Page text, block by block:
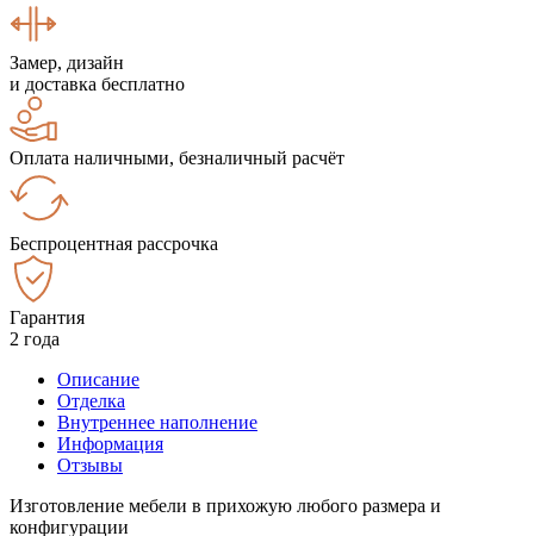
Замер, дизайн
и доставка бесплатно
Оплата наличными, безналичный расчёт
Беспроцентная рассрочка
Гарантия
2 года
Описание
Отделка
Внутреннее наполнение
Информация
Отзывы
Изготовление мебели в прихожую любого размера и
конфигурации